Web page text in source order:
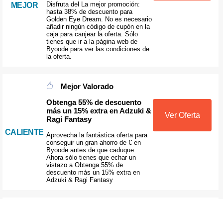
MEJOR
Disfruta del La mejor promoción:
hasta 38% de descuento para
Golden Eye Dream. No es necesario
añadir ningún código de cupón en la
caja para canjear la oferta. Sólo
tienes que ir a la página web de
Byoode para ver las condiciones de
la oferta.
CALIENTE
Mejor Valorado
Obtenga 55% de descuento
más un 15% extra en Adzuki &
Ragi Fantasy
Aprovecha la fantástica oferta para
conseguir un gran ahorro de € en
Byoode antes de que caduque.
Ahora sólo tienes que echar un
vistazo a Obtenga 55% de
descuento más un 15% extra en
Adzuki & Ragi Fantasy
Ver Oferta